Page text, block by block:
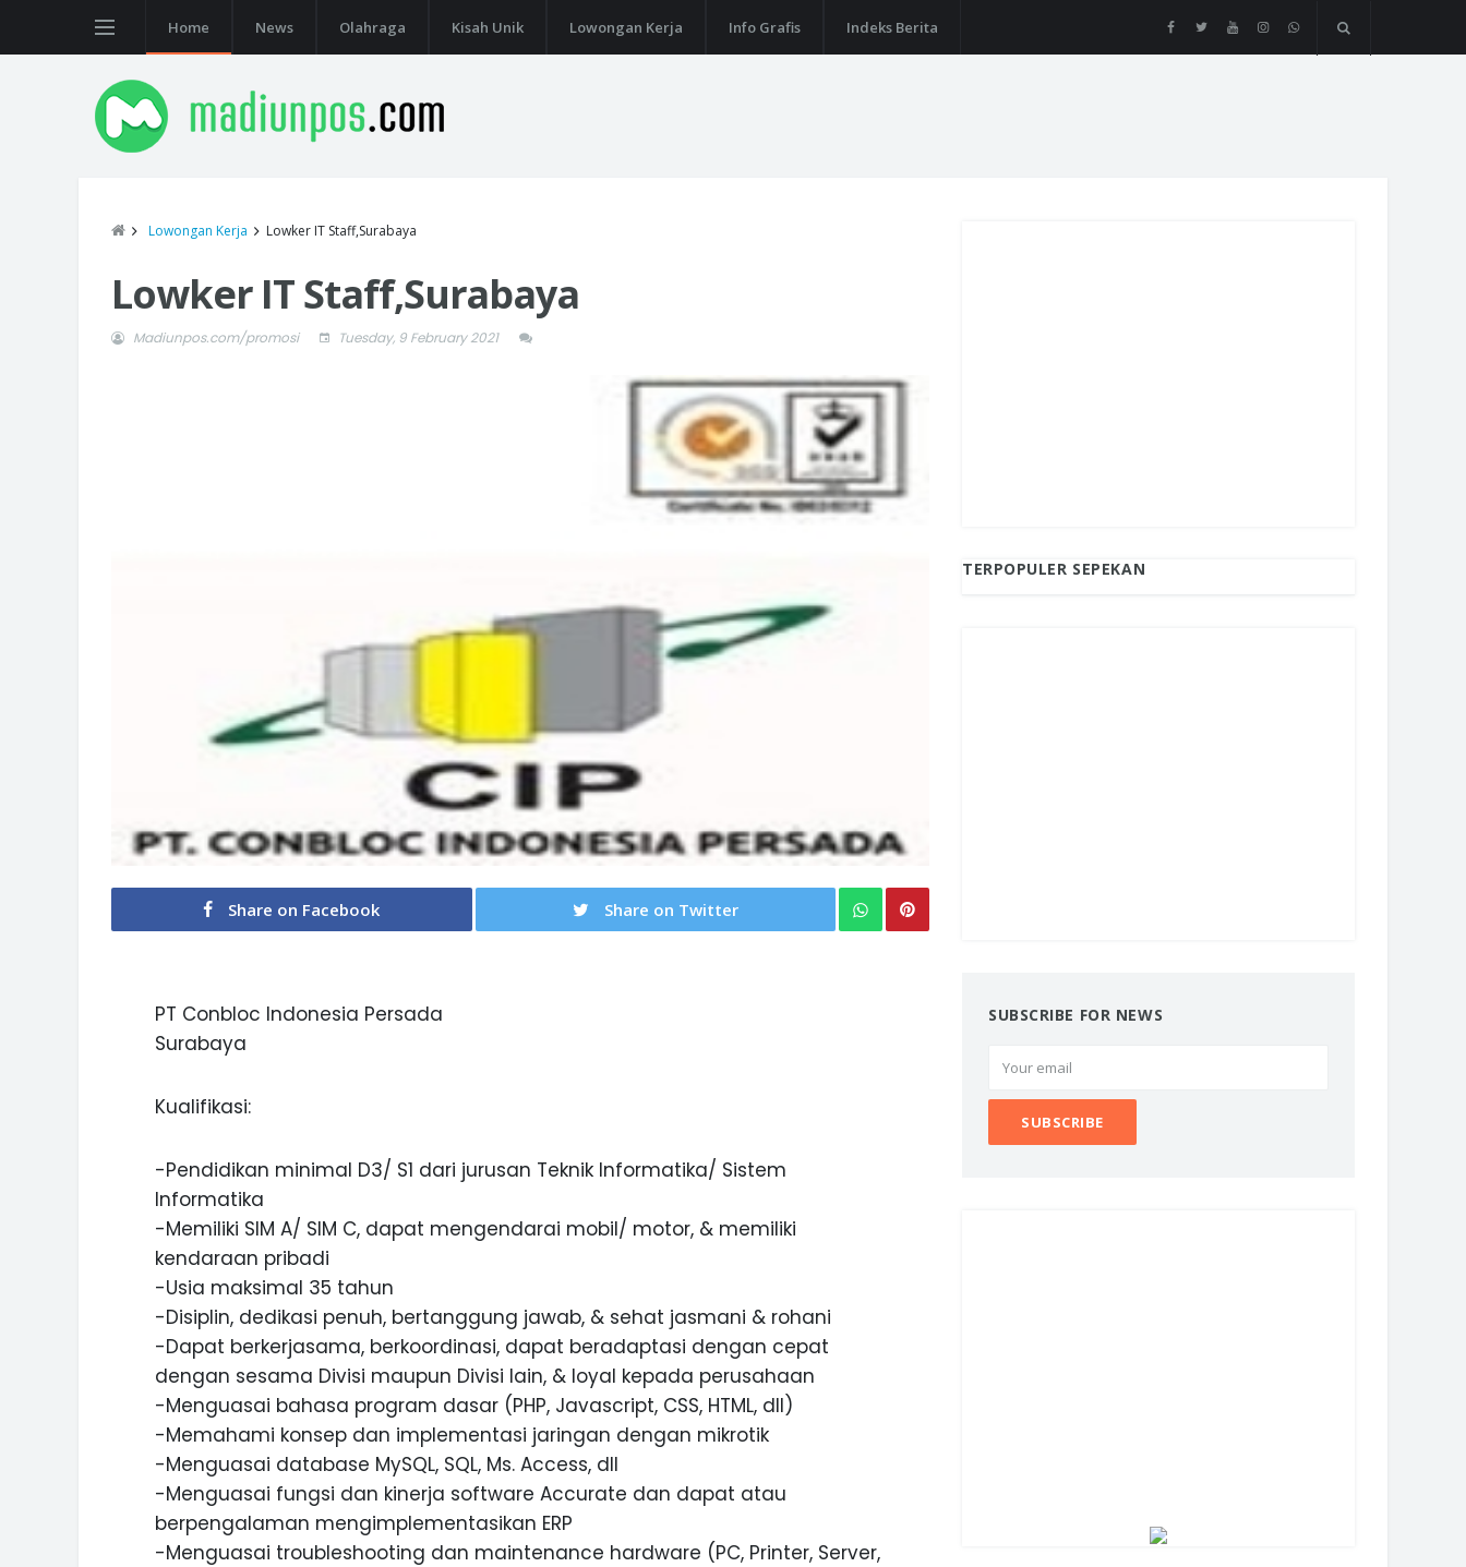
Home News Olahraga Kisah Unik Lowongan Kerja Info Grafis Indeks Berita
Lowongan Kerja Lowker IT Staff,Surabaya
Lowker IT Staff,Surabaya
Madiunpos.com/promosi Tuesday, 9 February 2021
Share on Facebook Share on Twitter
PT Conbloc Indonesia Persada
Surabaya
Kualifikasi:
-Pendidikan minimal D3/ S1 dari jurusan Teknik Informatika/ Sistem
Informatika
-Memiliki SIM A/ SIM C, dapat mengendarai mobil/ motor, & memiliki
kendaraan pribadi
-Usia maksimal 35 tahun
-Disiplin, dedikasi penuh, bertanggung jawab, & sehat jasmani & rohani
-Dapat berkerjasama, berkoordinasi, dapat beradaptasi dengan cepat
dengan sesama Divisi maupun Divisi lain, & loyal kepada perusahaan
-Menguasai bahasa program dasar (PHP, Javascript, CSS, HTML, dll)
-Memahami konsep dan implementasi jaringan dengan mikrotik
-Menguasai database MySQL, SQL, Ms. Access, dll
-Menguasai fungsi dan kinerja software Accurate dan dapat atau
berpengalaman mengimplementasikan ERP
-Menguasai troubleshooting dan maintenance hardware (PC, Printer, Server,
TERPOPULER SEPEKAN
SUBSCRIBE FOR NEWS